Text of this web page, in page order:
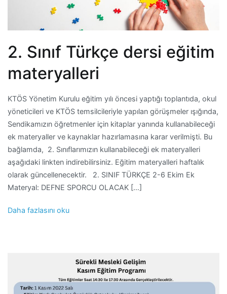
2. Sınıf Türkçe dersi eğitim
materyalleri
KTÖS Yönetim Kurulu eğitim yılı öncesi yaptığı toplantıda, okul
yöneticileri ve KTÖS temsilcileriyle yapılan görüşmeler ışığında,
Sendikamızın öğretmenler için kitaplar yanında kullanabileceği
ek materyaller ve kaynaklar hazırlamasına karar verilmişti. Bu
bağlamda, 2. Sınıflarımızın kullanabileceği ek materyalleri
aşağıdaki linkten indirebilirsiniz. Eğitim materyalleri haftalık
olarak güncellenecektir. 2. SINIF TÜRKÇE 2-6 Ekim Ek
Materyal: DEFNE SPORCU OLACAK […]
Daha fazlasını oku